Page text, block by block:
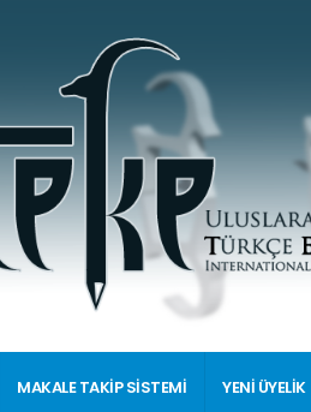
MAKALE TAKİP SİSTEMİ YENİ ÜYELİK